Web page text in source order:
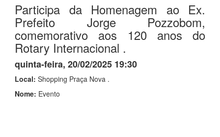
Participa da Homenagem ao Ex.
Prefeito Jorge Pozzobom,
comemorativo aos 120 anos do
Rotary Internacional .
quinta-feira, 20/02/2025 19:30
Local: Shopping Praça Nova .
Nome: Evento